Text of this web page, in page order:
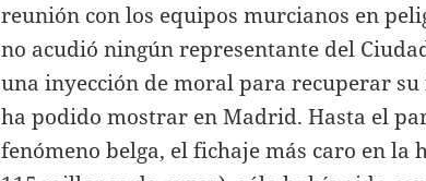
reunión con los equipos murcianos en
no acudió ningún representante del
una inyección de moral para recuperar
ha podido mostrar en Madrid. Hasta el
fenómeno belga, el fichaje más caro en